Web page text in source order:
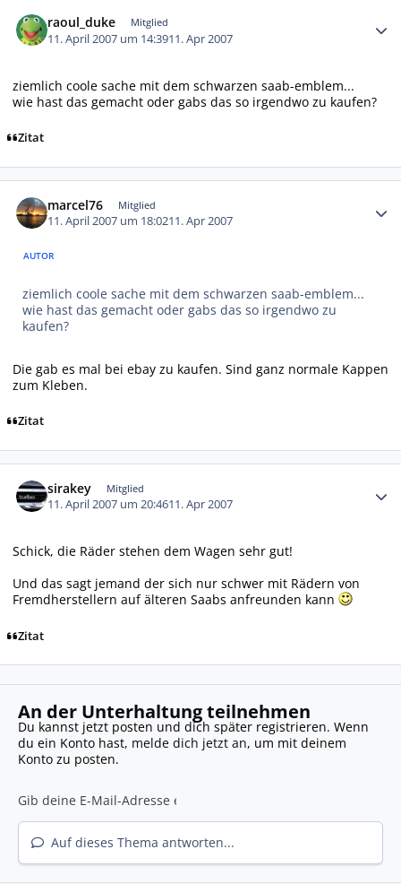
raoul_duke Mitglied
11. April 2007 um 14:3911. Apr 2007
ziemlich coole sache mit dem schwarzen saab-emblem...
wie hast das gemacht oder gabs das so irgendwo zu kaufen?
Zitat
marcel76 Mitglied
11. April 2007 um 18:0211. Apr 2007
AUTOR
ziemlich coole sache mit dem schwarzen saab-emblem...
wie hast das gemacht oder gabs das so irgendwo zu
kaufen?
Die gab es mal bei ebay zu kaufen. Sind ganz normale Kappen
zum Kleben.
Zitat
sirakey Mitglied
11. April 2007 um 20:4611. Apr 2007
Schick, die Räder stehen dem Wagen sehr gut!
Und das sagt jemand der sich nur schwer mit Rädern von
Fremdherstellern auf älteren Saabs anfreunden kann
Zitat
An der Unterhaltung teilnehmen
Du kannst jetzt posten und dich später registrieren. Wenn
du ein Konto hast, melde dich jetzt an, um mit deinem
Konto zu posten.
Auf dieses Thema antworten...